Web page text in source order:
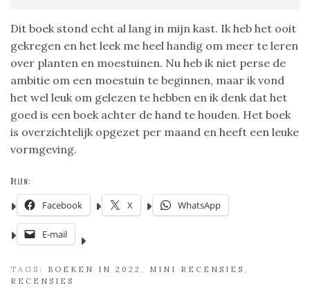
Dit boek stond echt al lang in mijn kast. Ik heb het ooit
gekregen en het leek me heel handig om meer te leren
over planten en moestuinen. Nu heb ik niet perse de
ambitie om een moestuin te beginnen, maar ik vond
het wel leuk om gelezen te hebben en ik denk dat het
goed is een boek achter de hand te houden. Het boek
is overzichtelijk opgezet per maand en heeft een leuke
vormgeving.
Delen:
Facebook X WhatsApp
E-mail
TAGS: BOEKEN IN 2022 MINI RECENSIES
RECENSIES